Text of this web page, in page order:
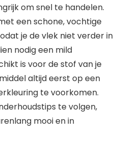
om snel te handelen.
een schone, vochtige
je de vlek niet verder in
nodig een mild
is voor de stof van je
altijd eerst op een
te voorkomen.
te volgen,
mooi en in